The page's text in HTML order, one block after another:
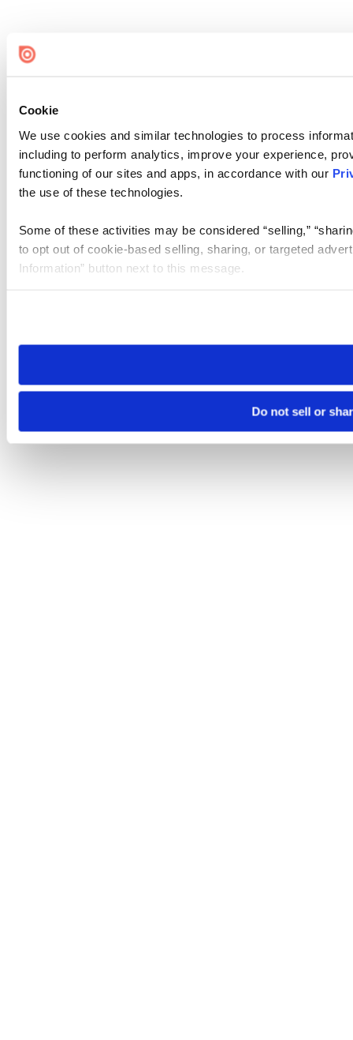
Cookie
We use cookies and similar technologies to process
including to perform analytics, improve your experience,
functioning of our sites and apps, in accordance with our
the use of these technologies.
Some of these activities may be considered “selling,”
to opt out of cookie-based selling, sharing, or targeted
Information” button next to this message.
need to be set again.
Do not sell or